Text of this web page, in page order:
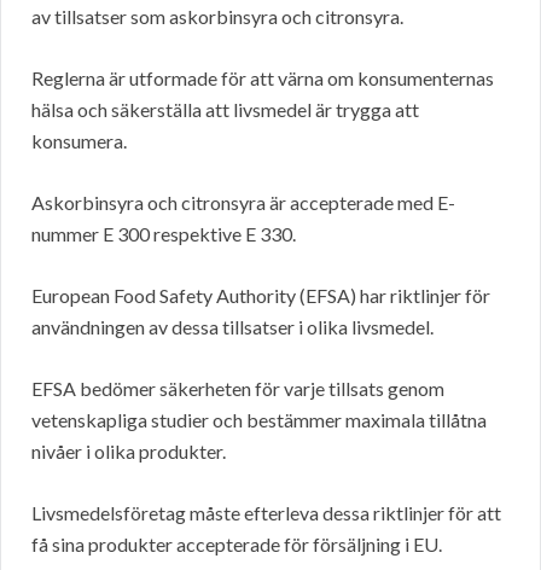
av tillsatser som askorbinsyra och citronsyra.
Reglerna är utformade för att värna om konsumenternas
hälsa och säkerställa att livsmedel är trygga att
konsumera.
Askorbinsyra och citronsyra är accepterade med E-
nummer E 300 respektive E 330.
European Food Safety Authority (EFSA) har riktlinjer för
användningen av dessa tillsatser i olika livsmedel.
EFSA bedömer säkerheten för varje tillsats genom
vetenskapliga studier och bestämmer maximala tillåtna
nivåer i olika produkter.
Livsmedelsföretag måste efterleva dessa riktlinjer för att
få sina produkter accepterade för försäljning i EU.